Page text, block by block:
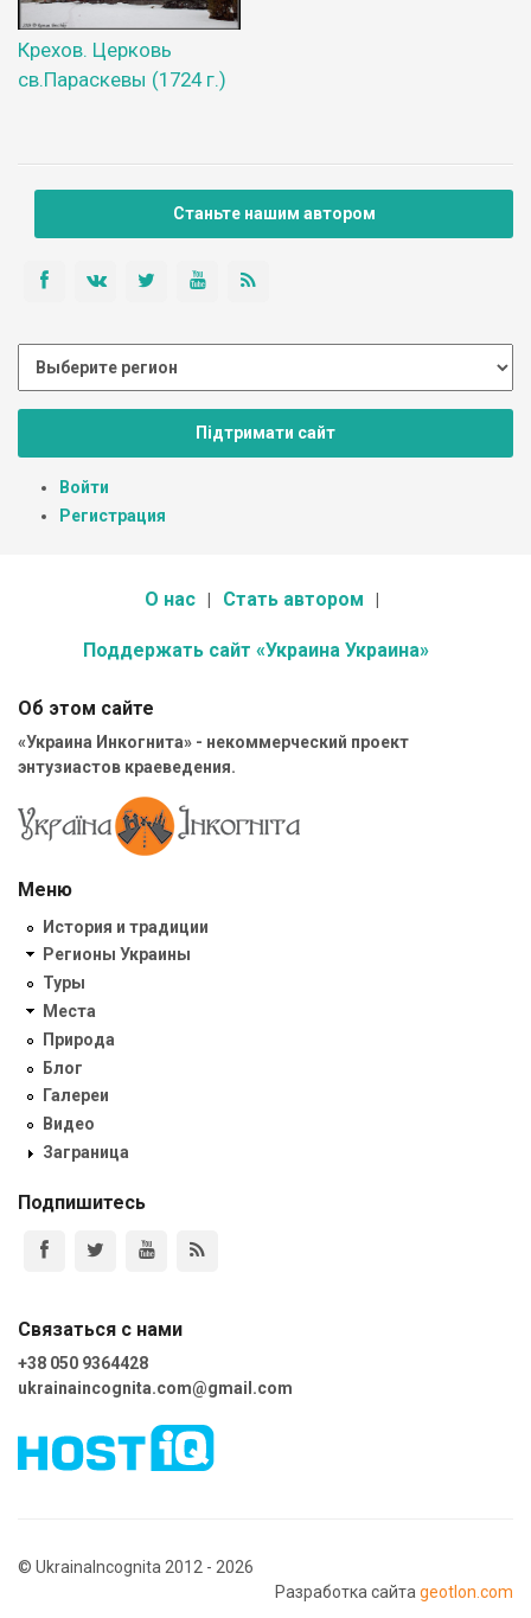
Крехов. Церковь
св.Параскевы (1724 г.)
Станьте нашим автором
Підтримати сайт
Войти
Регистрация
О нас Стать автором
Поддержать сайт «Украина Украина»
Об этом сайте
«Украина Инкогнита» - некоммерческий проект
энтузиастов краеведения.
Меню
История и традиции
Регионы Украины
Туры
Места
Природа
Блог
Галереи
Видео
Заграница
Подпишитесь
Связаться с нами
+38 050 9364428
ukrainaincognita.com@gmail.com
© UkrainaIncognita 2012 - 2026
Разработка сайтаgeotlon.com